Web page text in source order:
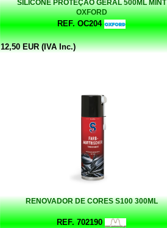
SILICONE PROTEÇAO GERAL 500ML MINT
OXFORD
REF. OC204
12,50 EUR (IVA Inc.)
RENOVADOR DE CORES S100 300ML
REF. 702190